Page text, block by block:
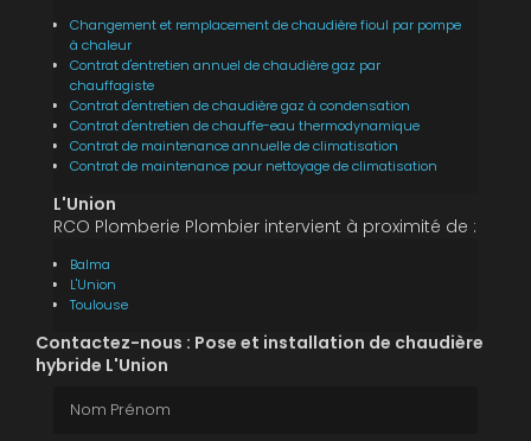
Changement et remplacement de chaudière fioul par pompe
à chaleur
Contrat d'entretien annuel de chaudière gaz par
chauffagiste
Contrat d'entretien de chaudière gaz à condensation
Contrat d'entretien de chauffe-eau thermodynamique
Contrat de maintenance annuelle de climatisation
Contrat de maintenance pour nettoyage de climatisation
L'Union
RCO Plomberie Plombier intervient à proximité de :
Balma
L'Union
Toulouse
Contactez-nous : Pose et installation de chaudière
hybride L'Union